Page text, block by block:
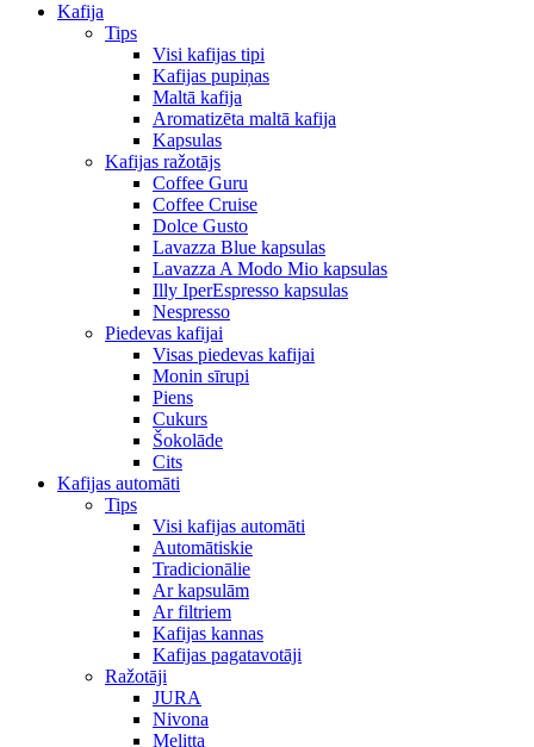
Kafija
Tips
Visi kafijas tipi
Kafijas pupiņas
Maltā kafija
Aromatizēta maltā kafija
Kapsulas
Kafijas ražotājs
Coffee Guru
Coffee Cruise
Dolce Gusto
Lavazza Blue kapsulas
Lavazza A Modo Mio kapsulas
Illy IperEspresso kapsulas
Nespresso
Piedevas kafijai
Visas piedevas kafijai
Monin sīrupi
Piens
Cukurs
Šokolāde
Cits
Kafijas automāti
Tips
Visi kafijas automāti
Automātiskie
Tradicionālie
Ar kapsulām
Ar filtriem
Kafijas kannas
Kafijas pagatavotāji
Ražotāji
JURA
Nivona
Melitta